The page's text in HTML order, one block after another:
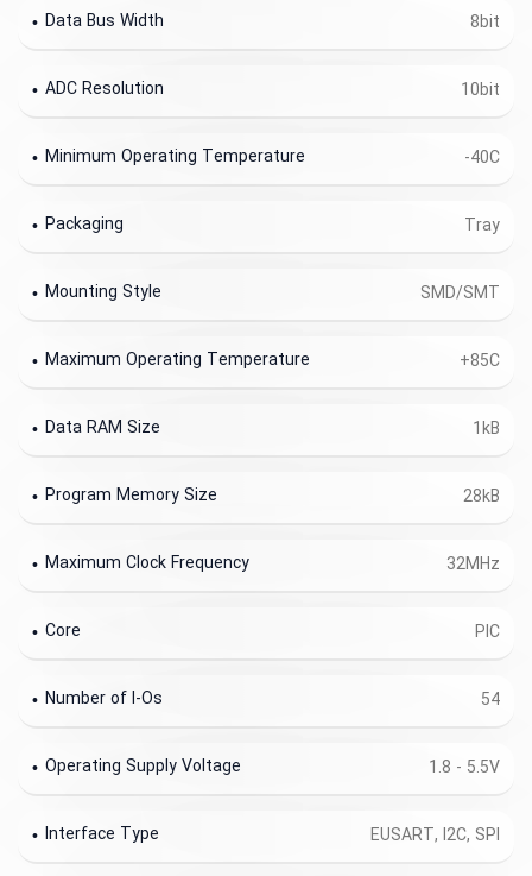
8bit
Data Bus Width
10bit
ADC Resolution
-40C
Minimum Operating Temperature
Tray
Packaging
SMD/SMT
Mounting Style
+85C
Maximum Operating Temperature
1kB
Data RAM Size
28kB
Program Memory Size
32MHz
Maximum Clock Frequency
PIC
Core
54
Number of I-Os
1.8 - 5.5V
Operating Supply Voltage
EUSART, I2C, SPI
Interface Type